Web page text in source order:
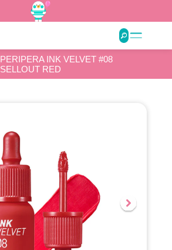
PERIPERA INK VELVET #08
SELLOUT RED